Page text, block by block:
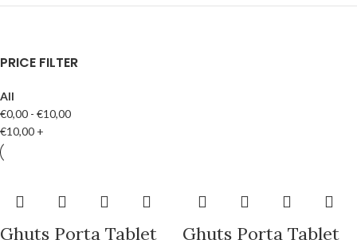
PRICE FILTER
All
€0,00 - €10,00
€10,00 +
Ghuts Porta Tablet
Ghuts Porta Tablet